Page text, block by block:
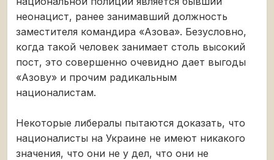
неонацист, ранее занимавший должность
заместителя командира «Азова». Безусловно,
когда такой человек занимает столь высокий
пост, это совершенно очевидно дает выгоды
«Азову» и прочим радикальным
националистам.
Некоторые либералы пытаются доказать, что
националисты на Украине не имеют никакого
значения, что они не у дел, что они не